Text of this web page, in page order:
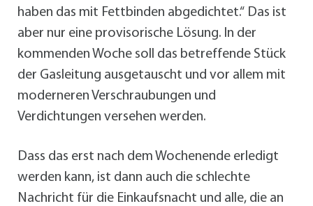
haben das mit Fettbinden abgedichtet.“ Das ist
aber nur eine provisorische Lösung. In der
kommenden Woche soll das betreffende Stück
der Gasleitung ausgetauscht und vor allem mit
moderneren Verschraubungen und
Verdichtungen versehen werden.
Dass das erst nach dem Wochenende erledigt
werden kann, ist dann auch die schlechte
Nachricht für die Einkaufsnacht und alle, die an